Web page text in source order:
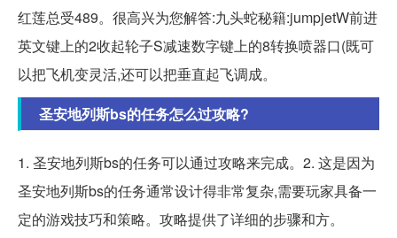
红莲总受489。很高兴为您解答:九头蛇秘籍:jumpjetW前进
英文键上的2收起轮子S减速数字键上的8转换喷器口(既可
以把飞机变灵活,还可以把垂直起飞调成。
圣安地列斯bs的任务怎么过攻略?
1. 圣安地列斯bs的任务可以通过攻略来完成。2. 这是因为
圣安地列斯bs的任务通常设计得非常复杂,需要玩家具备一
定的游戏技巧和策略。攻略提供了详细的步骤和方。